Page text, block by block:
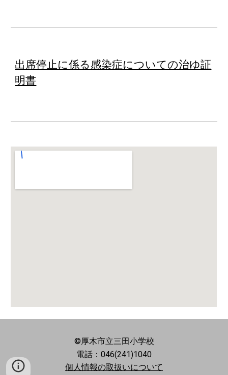
出席停止に係る感染症についての治ゆ証
明書
©厚木市立三田小学校
電話： 046(241)1040
個人情報の取扱いについて